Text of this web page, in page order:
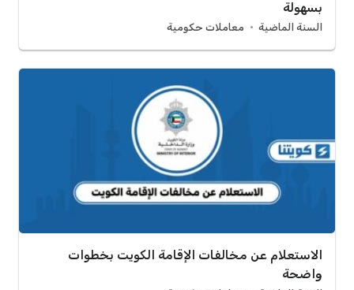
بسهولة
السنة الماضية معاملات حكومية
الاستعلام عن مخالفات الإقامة الكويت بخطوات
واضحة